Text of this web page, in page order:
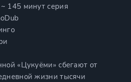
~ 145 минут серия
«Цукуёми» сбегают от
жизни тысячи